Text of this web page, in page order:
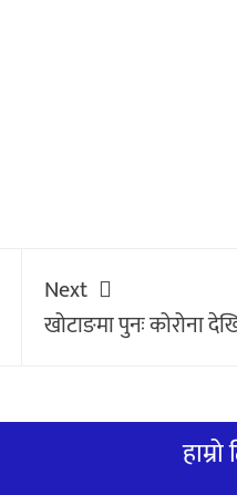
Next
खोटाङमा पुनः कोरोना